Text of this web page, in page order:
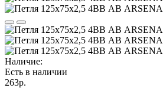
Наличие:
Есть в наличии
263р.